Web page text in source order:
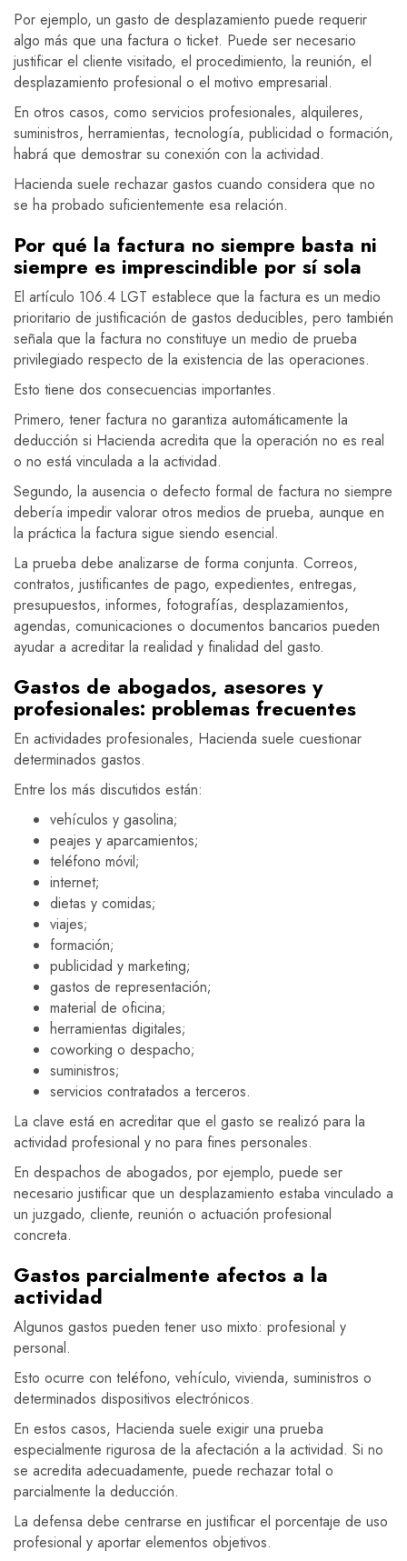
Por ejemplo, un gasto de desplazamiento puede requerir
algo más que una factura o ticket. Puede ser necesario
justificar el cliente visitado, el procedimiento, la reunión, el
desplazamiento profesional o el motivo empresarial.
En otros casos, como servicios profesionales, alquileres,
suministros, herramientas, tecnología, publicidad o formación,
habrá que demostrar su conexión con la actividad.
Hacienda suele rechazar gastos cuando considera que no
se ha probado suficientemente esa relación.
Por qué la factura no siempre basta ni
siempre es imprescindible por sí sola
El artículo 106.4 LGT establece que la factura es un medio
prioritario de justificación de gastos deducibles, pero también
señala que la factura no constituye un medio de prueba
privilegiado respecto de la existencia de las operaciones.
Esto tiene dos consecuencias importantes.
Primero, tener factura no garantiza automáticamente la
deducción si Hacienda acredita que la operación no es real
o no está vinculada a la actividad.
Segundo, la ausencia o defecto formal de factura no siempre
debería impedir valorar otros medios de prueba, aunque en
la práctica la factura sigue siendo esencial.
La prueba debe analizarse de forma conjunta. Correos,
contratos, justificantes de pago, expedientes, entregas,
presupuestos, informes, fotografías, desplazamientos,
agendas, comunicaciones o documentos bancarios pueden
ayudar a acreditar la realidad y finalidad del gasto.
Gastos de abogados, asesores y
profesionales: problemas frecuentes
En actividades profesionales, Hacienda suele cuestionar
determinados gastos.
Entre los más discutidos están:
vehículos y gasolina;
peajes y aparcamientos;
teléfono móvil;
internet;
dietas y comidas;
viajes;
formación;
publicidad y marketing;
gastos de representación;
material de oficina;
herramientas digitales;
coworking o despacho;
suministros;
servicios contratados a terceros.
La clave está en acreditar que el gasto se realizó para la
actividad profesional y no para fines personales.
En despachos de abogados, por ejemplo, puede ser
necesario justificar que un desplazamiento estaba vinculado a
un juzgado, cliente, reunión o actuación profesional
concreta.
Gastos parcialmente afectos a la
actividad
Algunos gastos pueden tener uso mixto: profesional y
personal.
Esto ocurre con teléfono, vehículo, vivienda, suministros o
determinados dispositivos electrónicos.
En estos casos, Hacienda suele exigir una prueba
especialmente rigurosa de la afectación a la actividad. Si no
se acredita adecuadamente, puede rechazar total o
parcialmente la deducción.
La defensa debe centrarse en justificar el porcentaje de uso
profesional y aportar elementos objetivos.